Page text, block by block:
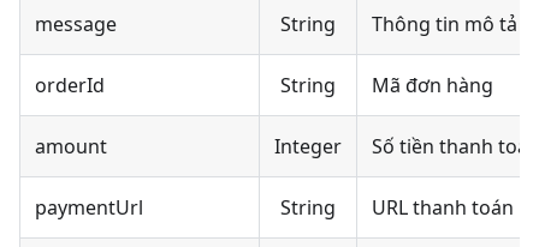
message String Thông tin mô tả
orderId String Mã đơn hàng
amount Integer Số tiền thanh toán
paymentUrl String URL thanh toán